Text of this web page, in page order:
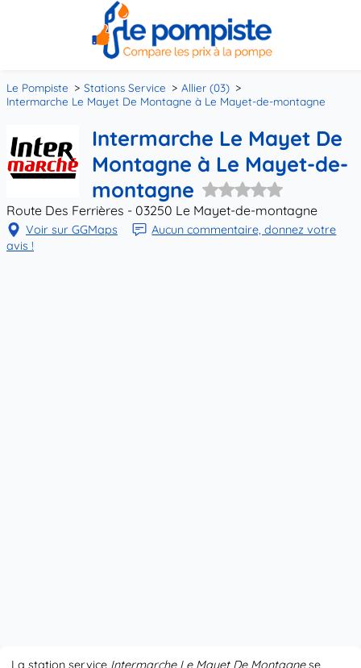
Le Pompiste Stations Service
Allier (03)
Intermarche Le Mayet De Montagne à Le Mayet-de-montagne
Intermarche Le Mayet De
Montagne à Le Mayet-de-
montagne
Route Des Ferrières - 03250 Le Mayet-de-montagne
Voir sur GGMaps
Aucun commentaire, donnez votre
avis !
La station service Intermarche Le Mayet De Montagnese